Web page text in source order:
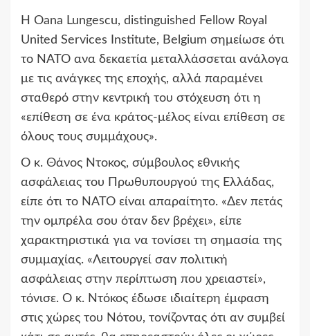
H Oana Lungescu, distinguished Fellow Royal
United Services Institute, Belgium σημείωσε ότι
το ΝΑΤΟ ανα δεκαετία μεταλλάσσεται ανάλογα
με τις ανάγκες της εποχής, αλλά παραμένει
σταθερό στην κεντρική του στόχευση ότι η
«επίθεση σε ένα κράτος-μέλος είναι επίθεση σε
όλους τους συμμάχους».
Ο κ. Θάνος Ντοκος, σύμβουλος εθνικής
ασφάλειας του Πρωθυπουργού της Ελλάδας,
είπε ότι το ΝΑΤΟ είναι απαραίτητο. «Δεν πετάς
την ομπρέλα σου όταν δεν βρέχει», είπε
χαρακτηριστικά για να τονίσει τη σημασία της
συμμαχίας. «Λειτουργεί σαν πολιτική
ασφάλειας στην περίπτωση που χρειαστεί»,
τόνισε. Ο κ. Ντόκος έδωσε ιδιαίτερη έμφαση
στις χώρες του Νότου, τονίζοντας ότι αν συμβεί